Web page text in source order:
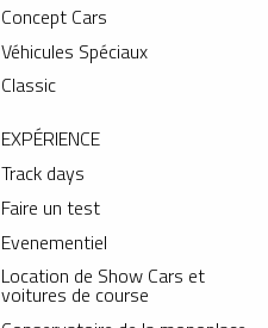
Concept Cars
Véhicules Spéciaux
Classic
EXPÉRIENCE
Track days
Faire un test
Evenementiel
Location de Show Cars et
voitures de course